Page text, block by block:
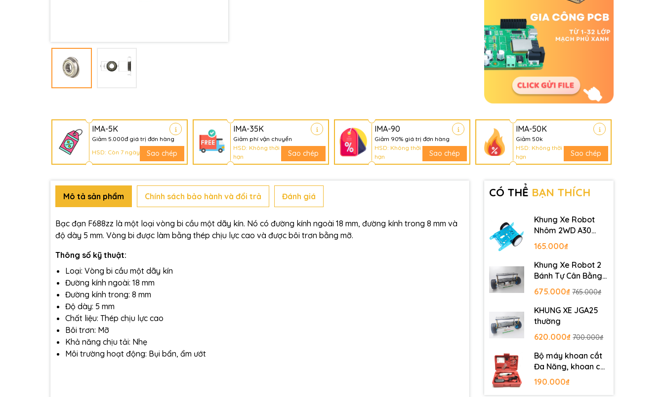
IMA-5K
Giảm 5.000đ giá trị đơn hàng
HSD: Còn 7 ngày
Sao chép
IMA-35K
Giảm phí vận chuyển
HSD: Không thời
hạn
Sao chép
IMA-90
Giảm 90% giá trị đơn hàng
HSD: Không thời
hạn
Sao chép
IMA-50K
Giảm 50k
HSD: Không thời
hạn
Sao chép
Mô tả sản phẩm Chính sách bảo hành và đổi trả Đánh giá
Bạc đạn F688zz là một loại vòng bi cầu một dãy kín. Nó có đường kính ngoài 18 mm, đường kính trong 8 mm và
độ dày 5 mm. Vòng bi được làm bằng thép chịu lực cao và được bôi trơn bằng mỡ.
Thông số kỹ thuật:
Loại: Vòng bi cầu một dãy kín
Đường kính ngoài: 18 mm
Đường kính trong: 8 mm
Độ dày: 5 mm
Chất liệu: Thép chịu lực cao
Bôi trơn: Mỡ
Khả năng chịu tải: Nhẹ
Môi trường hoạt động: Bụi bẩn, ẩm ướt
CÓ THỂ BẠN THÍCH
Khung Xe Robot
Nhôm 2WD A30
Metal Robot
Chassis
165.000₫
Khung Xe Robot 2
Bánh Tự Cân Bằng
JGB37-520
675.000₫ 765.000₫
KHUNG XE JGA25
thường
620.000₫ 700.000₫
Bộ máy khoan cắt
Đa Năng, khoan cắt
PCB, khoan mạch
190.000₫